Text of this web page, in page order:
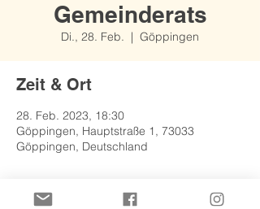
Gemeinderats
Di., 28. Feb.
  |
Göppingen
Zeit & Ort
28. Feb. 2023, 18:30
Göppingen, Hauptstraße 1, 73033
Göppingen, Deutschland